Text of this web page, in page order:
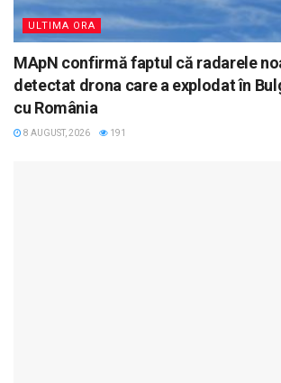
ULTIMA ORA
MApN confirmă faptul că radarele
detectat drona care a explodat în
cu România
8 AUGUST, 2026 191